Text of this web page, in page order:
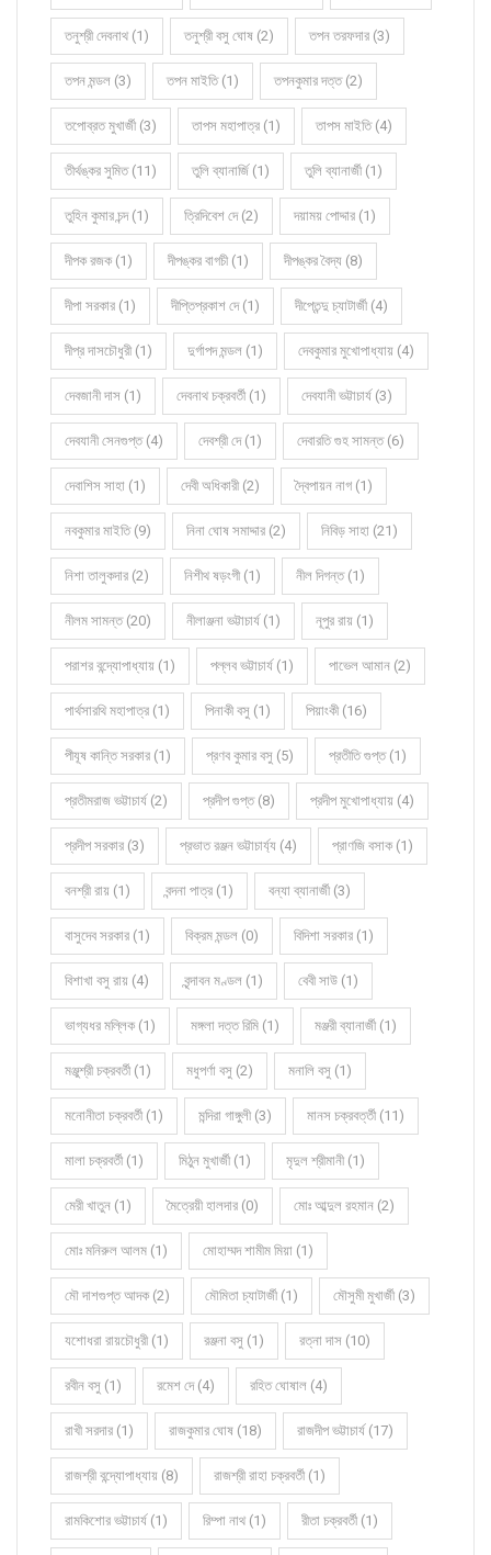
তনুশ্রী দেবনাথ (1) তনুশ্রী বসু ঘোষ (2) তপন তরফদার (3)
তপন মন্ডল (3) তপন মাইতি (1) তপনকুমার দত্ত (2)
তপোব্রত মুখার্জী (3) তাপস মহাপাত্র (1) তাপস মাইতি (4)
তীর্থঙ্কর সুমিত (11) তুলি ব্যানার্জি (1) তুলি ব্যানার্জী (1)
তুহিন কুমার চন্দ (1) ত্রিদিবেশ দে (2) দয়াময় পোদ্দার (1)
দীপক রজক (1) দীপঙ্কর বাগচী (1) দীপঙ্কর বৈদ্য (8)
দীপা সরকার (1) দীপ্তিপ্রকাশ দে (1) দীপ্তেন্দু চ্যাটার্জী (4)
দীপ্র দাসচৌধুরী (1) দুর্গাপদ মন্ডল (1) দেবকুমার মুখোপাধ্যায় (4)
দেবজানী দাস (1) দেবনাথ চক্রবর্তী (1) দেবযানী ভট্টাচার্য (3)
দেবযানী সেনগুপ্ত (4) দেবশ্রী দে (1) দেবারতি গুহ সামন্ত (6)
দেবাশিস সাহা (1) দেবী অধিকারী (2) দ্বৈপায়ন নাগ (1)
নবকুমার মাইতি (9) নিনা ঘোষ সমাদ্দার (2) নিবিড় সাহা (21)
নিশা তালুকদার (2) নিশীথ ষড়ংগী (1) নীল দিগন্ত (1)
নীলম সামন্ত (20) নীলাঞ্জনা ভট্টাচার্য (1) নূপুর রায় (1)
পরাশর বন্দ্যোপাধ্যায় (1) পল্লব ভট্টাচার্য (1) পাভেল আমান (2)
পার্থসারথি মহাপাত্র (1) পিনাকী বসু (1) পিয়াংকী (16)
পীযূষ কান্তি সরকার (1) প্রণব কুমার বসু (5) প্রতীতি গুপ্ত (1)
প্রতীমরাজ ভট্টাচার্য (2) প্রদীপ গুপ্ত (8) প্রদীপ মুখোপাধ্যায় (4)
প্রদীপ সরকার (3) প্রভাত রঞ্জন ভট্টাচার্য্য (4) প্রাণজি বসাক (1)
বনশ্রী রায় (1) বন্দনা পাত্র (1) বন্যা ব্যানার্জী (3)
বাসুদেব সরকার (1) বিক্রম মন্ডল (0) বিদিশা সরকার (1)
বিশাখা বসু রায় (4) বৃন্দাবন মণ্ডল (1) বেবী সাউ (1)
ভাগ্যধর মল্লিক (1) মঙ্গলা দত্ত রিমি (1) মঞ্জরী ব্যানার্জী (1)
মঞ্জুশ্রী চক্রবর্তী (1) মধুপর্ণা বসু (2) মনালি বসু (1)
মনোনীতা চক্রবর্তী (1) মন্দিরা গাঙ্গুলী (3) মানস চক্রবর্ত্তী (11)
মালা চক্রবর্তী (1) মিঠুন মুখার্জী (1) মৃদুল শ্রীমানী (1)
মেরী খাতুন (1) মৈত্রেয়ী হালদার (0) মোঃ আব্দুল রহমান (2)
মোঃ মনিরুল আলম (1) মোহাম্মদ শামীম মিয়া (1)
মৌ দাশগুপ্ত আদক (2) মৌমিতা চ্যাটার্জী (1) মৌসুমী মুখার্জী (3)
যশোধরা রায়চৌধুরী (1) রঞ্জনা বসু (1) রত্না দাস (10)
রবীন বসু (1) রমেশ দে (4) রহিত ঘোষাল (4)
রাখী সরদার (1) রাজকুমার ঘোষ (18) রাজদীপ ভট্টাচার্য (17)
রাজশ্রী বন্দ্যোপাধ্যায় (8) রাজশ্রী রাহা চক্রবর্তী (1)
রামকিশোর ভট্টাচার্য (1) রিম্পা নাথ (1) রীতা চক্রবর্তী (1)